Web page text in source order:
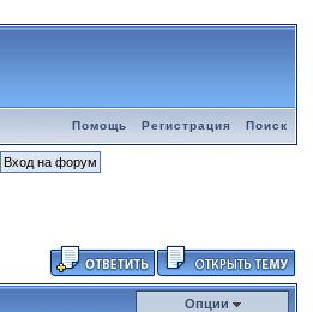
Помощь Регистрация Поиск
Опции